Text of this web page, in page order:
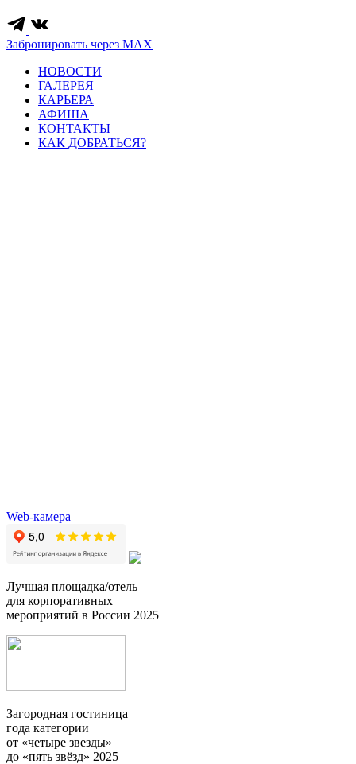
Забронировать через MAX
НОВОСТИ
ГАЛЕРЕЯ
КАРЬЕРА
АФИША
КОНТАКТЫ
КАК ДОБРАТЬСЯ?
Web-камера
Лучшая площадка/отель
для корпоративных
мероприятий в России 2025
Загородная гостиница
года категории
от «четыре звезды»
до «пять звёзд» 2025